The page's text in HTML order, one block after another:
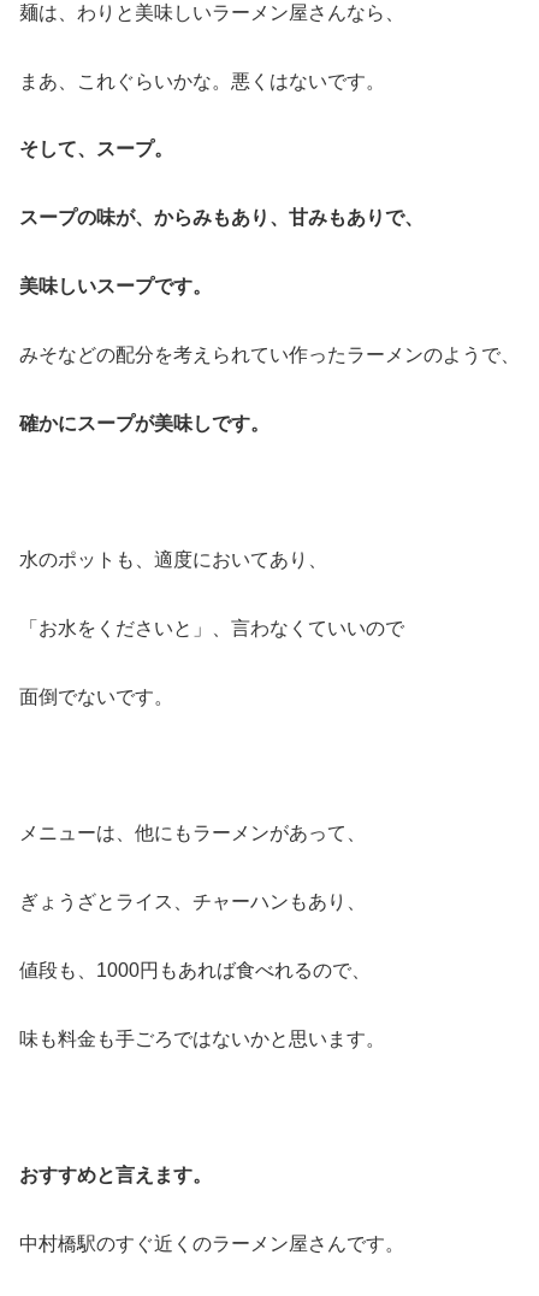
麺は、わりと美味しいラーメン屋さんなら、
まあ、これぐらいかな。悪くはないです。
そして、スープ。
スープの味が、からみもあり、甘みもありで、
美味しいスープです。
みそなどの配分を考えられてい作ったラーメンのようで、
確かにスープが美味しです。
水のポットも、適度においてあり、
「お水をくださいと」、言わなくていいので
面倒でないです。
メニューは、他にもラーメンがあって、
ぎょうざとライス、チャーハンもあり、
値段も、1000円もあれば食べれるので、
味も料金も手ごろではないかと思います。
おすすめと言えます。
中村橋駅のすぐ近くのラーメン屋さんです。